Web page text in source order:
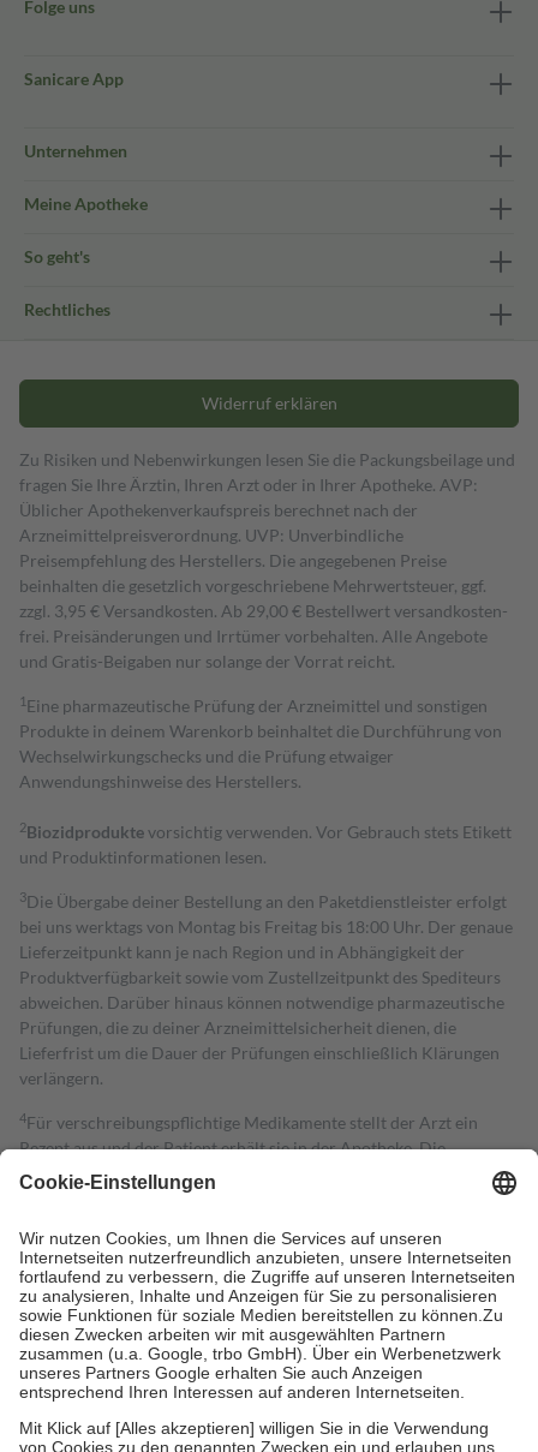
Folge uns
Sanicare App
Unternehmen
Meine Apotheke
So geht's
Rechtliches
Widerruf erklären
Zu Risiken und Nebenwirkungen lesen Sie die Packungsbeilage und
fragen Sie Ihre Ärztin, Ihren Arzt oder in Ihrer Apotheke. AVP:
Üblicher Apothekenverkaufspreis berechnet nach der
Arzneimittelpreisverordnung. UVP: Unverbindliche
Preisempfehlung des Herstellers. Die angegebenen Preise
beinhalten die gesetzlich vorgeschriebene Mehrwertsteuer, ggf.
zzgl. 3,95 € Versandkosten. Ab 29,00 € Bestell­wert versand­kosten­
frei. Preisänderungen und Irrtümer vorbehalten. Alle Angebote
und Gratis-Beigaben nur solange der Vorrat reicht.
1 Eine pharmazeutische Prüfung der Arzneimittel und sonstigen
Produkte in deinem Warenkorb beinhaltet die Durchführung von
Wechselwirkungschecks und die Prüfung etwaiger
Anwendungshinweise des Herstellers.
2Biozidproduktevorsichtig verwenden. Vor Gebrauch stets Etikett
und Produktinformationen lesen.
3Die Übergabe deiner Bestellung an den Paketdienstleister erfolgt
bei uns werktags von Montag bis Freitag bis 18:00 Uhr. Der genaue
Lieferzeitpunkt kann je nach Region und in Abhängigkeit der
Produktverfügbarkeit sowie vom Zustellzeitpunkt des Spediteurs
abweichen. Darüber hinaus können notwendige pharmazeutische
Prüfungen, die zu deiner Arzneimittelsicherheit dienen, die
Lieferfrist um die Dauer der Prüfungen einschließlich Klärungen
verlängern.
4Für verschreibungspflichtige Medikamente stellt der Arzt ein
Rezept aus und der Patient erhält sie in der Apotheke. Die
gesetzliche Krankenversicherung übernimmt in der Regel die
Kosten dafür, der Versicherte trägt einen Teil davon als Zuzahlung
Grundsätzlich leisten Mitglieder Zuzahlungen in Höhe von zehn
Prozent des Abgabepreises,mindestens jedochfünf Euround
höchstens zehn Euro.Es sind jedoch nie mehr als die tatsächlichen
Kosten der Leistung zu entrichten.
Diese Regeln gelten grundsätzlich auch für Online-Apotheken.
Bei Heilmitteln und häuslicher Krankenpflege beträgt die
Zuzahlung zehn Prozent der Kosten sowie zehn Euro je
Verordnung.